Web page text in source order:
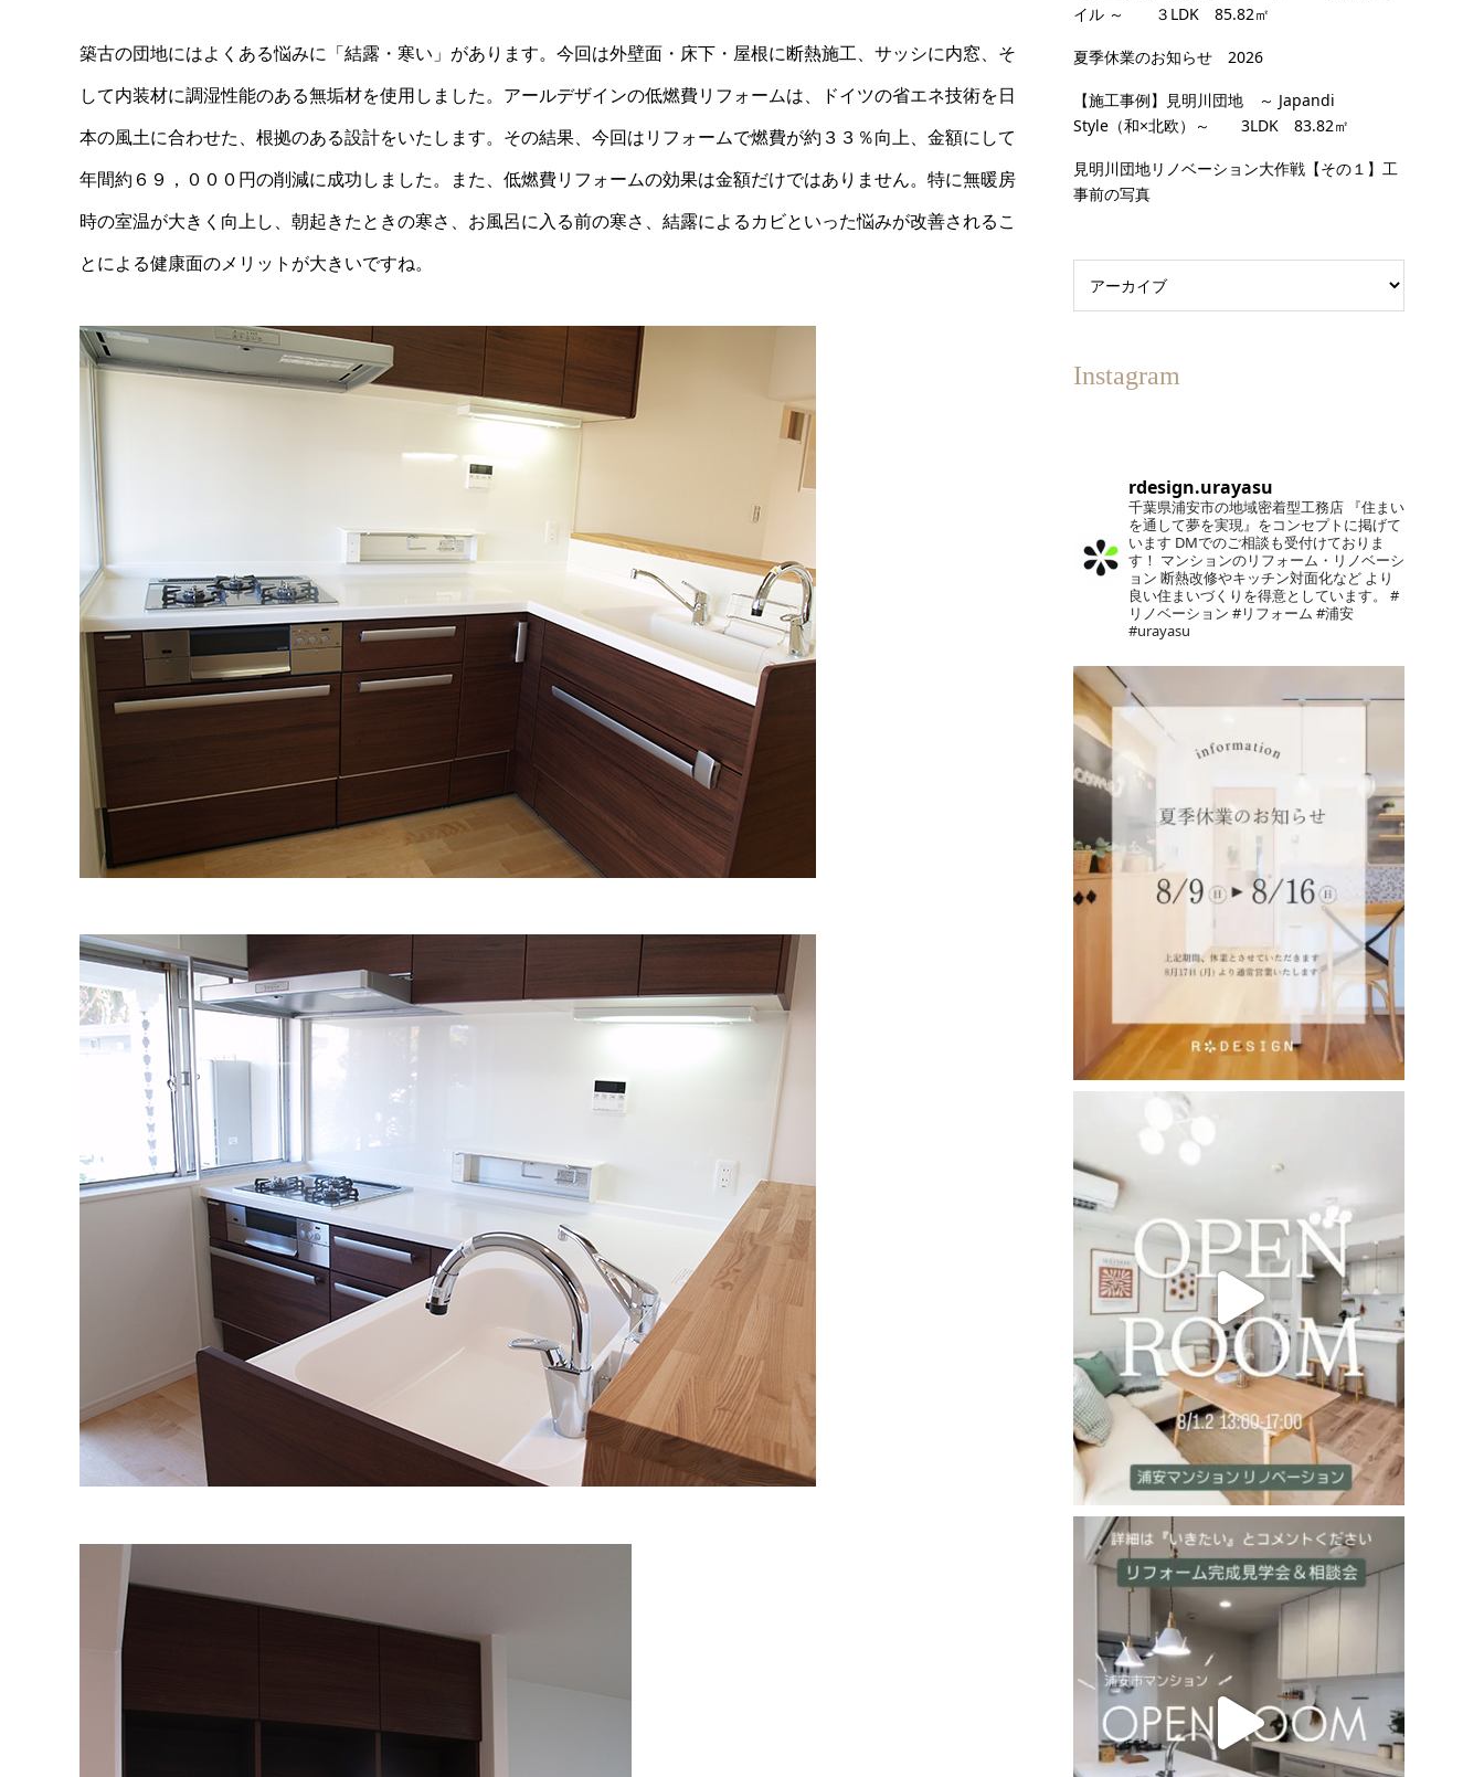
築古の団地にはよくある悩みに「結露・寒い」があります。今回は外壁面・床下・屋根に断熱施工、サッシに内窓、そ
して内装材に調湿性能のある無垢材を使用しました。アールデザインの低燃費リフォームは、ドイツの省エネ技術を日
本の風土に合わせた、根拠のある設計をいたします。その結果、今回はリフォームで燃費が約３３％向上、金額にして
年間約６９，０００円の削減に成功しました。また、低燃費リフォームの効果は金額だけではありません。特に無暖房
時の室温が大きく向上し、朝起きたときの寒さ、お風呂に入る前の寒さ、結露によるカビといった悩みが改善されるこ
とによる健康面のメリットが大きいですね。
イル ～ ３LDK 85.82㎡
夏季休業のお知らせ 2026
【施工事例】見明川団地 ～ Japandi
Style（和×北欧）～ 3LDK 83.82㎡
見明川団地リノベーション大作戦【その１】工
事前の写真
Instagram
rdesign.urayasu
千葉県浦安市の地域密着型工務店 『住まい
を通して夢を実現』をコンセプトに掲げて
います DMでのご相談も受付けておりま
す！ マンションのリフォーム・リノベーシ
ョン 断熱改修やキッチン対面化など より
良い住まいづくりを得意としています。
#
リノベーション #リフォーム #浦安
#urayasu